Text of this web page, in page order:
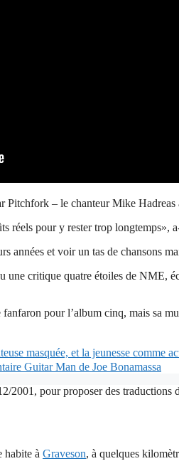
– le chanteur Mike
réels pour y rester trop longtemps»,
années et voir un tas de chansons
critique quatre étoiles de NME,
pour l’album cinq, mais sa
masquée, et la jeunesse comme
Guitar Man de Joe Bonamassa
2001, pour proposer des
habite à Graveson, à quelques